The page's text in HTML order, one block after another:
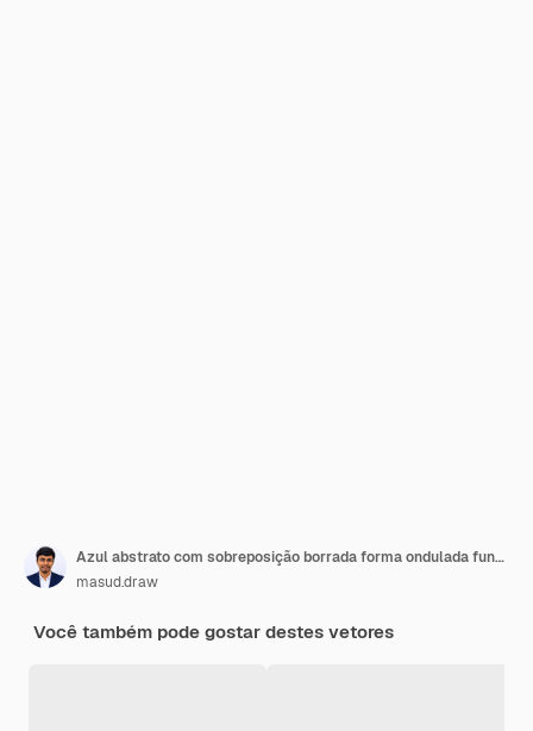
Azul abstrato com sobreposição borrada forma ondulada fundo futurista moderno
masud.draw
Você também pode gostar destes vetores